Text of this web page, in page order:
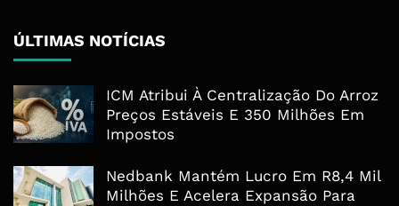
ÚLTIMAS NOTÍCIAS
ICM Atribui À Centralização Do Arroz
Preços Estáveis E 350 Milhões Em
Impostos
Nedbank Mantém Lucro Em R8,4 Mil
Milhões E Acelera Expansão Para